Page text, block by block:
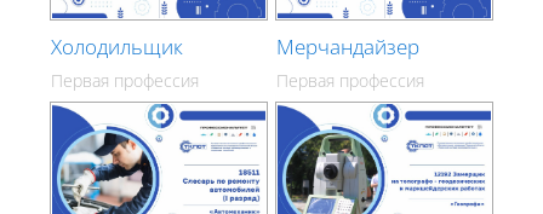
Холодильщик
Первая профессия
Мерчандайзер
Первая профессия